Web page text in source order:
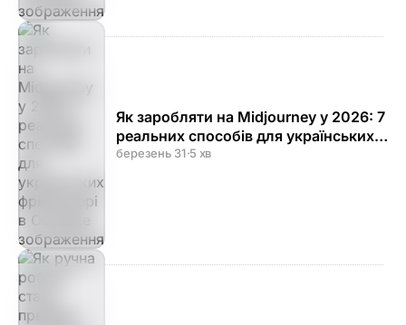
Як заробляти на Midjourney у 2026: 7
реальних способів для українських
фрилансерів
березень 31·5 хв